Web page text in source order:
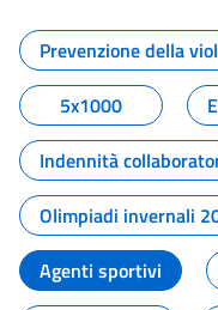
Tutti i
Prevenzione della
5x1000
Indennità
Olimpiadi invernali
Agenti sportivi